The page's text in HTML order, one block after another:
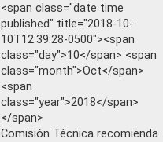
<span class="date time
published" title="2018-10-
10T12:39:28-0500"><span
class="day">10</span> <span
class="month">Oct</span>
<span
class="year">2018</span>
</span>
Comisión Técnica recomienda